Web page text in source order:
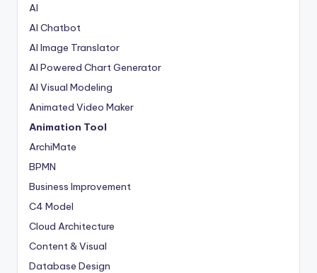
AI
AI Chatbot
AI Image Translator
AI Powered Chart Generator
AI Visual Modeling
Animated Video Maker
Animation Tool
ArchiMate
BPMN
Business Improvement
C4 Model
Cloud Architecture
Content & Visual
Database Design